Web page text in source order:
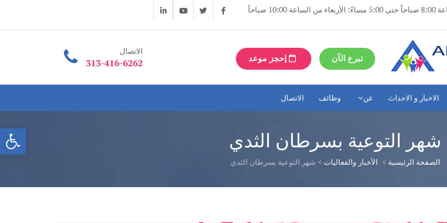
مفتوح: أيام الإثنين والثلاثاء والخميس والجمعة من الساعة 8:00 صباحاً حتى 5:00 مساءً؛ الأربعاء من الساعة 10:00 صباحاً
الاتصال
313-416-6262 تبرع الآن إحجز موعد
الاخبار و الاحداث عن وظائف الاتصال
شهر التوعية بسرطان الثدي
الصفحة الرئيسية > الأخبار والفعاليات > شهر التوعية بسرطان الثدي